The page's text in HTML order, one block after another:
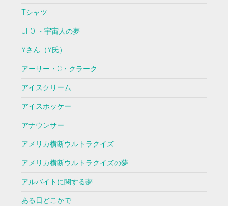
Tシャツ
UFO ・宇宙人の夢
Yさん（Y氏）
アーサー・C・クラーク
アイスクリーム
アイスホッケー
アナウンサー
アメリカ横断ウルトラクイズ
アメリカ横断ウルトラクイズの夢
アルバイトに関する夢
ある日どこかで